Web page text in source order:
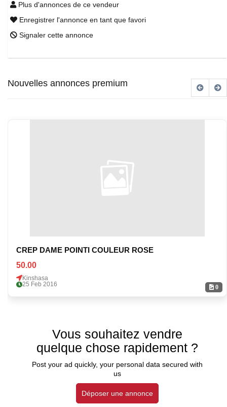
Plus d'annonces de ce vendeur
Enregistrer l'annonce en tant que favori
Signaler cette annonce
Nouvelles annonces premium
0
CREP DAME POINTI COULEUR ROSE
50.00
Kinshasa
25 Feb 2016
Vous souhaitez vendre
quelque chose rapidement ?
Post your ad quickly, your personal data secured with
us
Déposer une annonce